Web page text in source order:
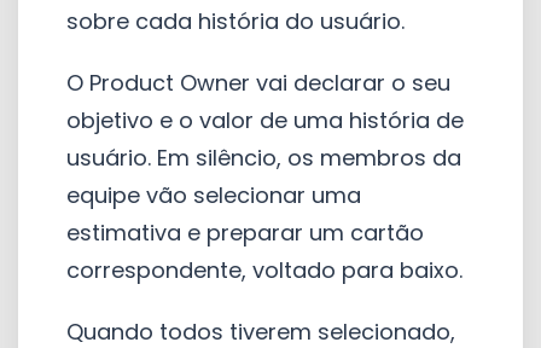
sobre cada história do usuário.
O Product Owner vai declarar o seu
objetivo e o valor de uma história de
usuário. Em silêncio, os membros da
equipe vão selecionar uma
estimativa e preparar um cartão
correspondente, voltado para baixo.
Quando todos tiverem selecionado,